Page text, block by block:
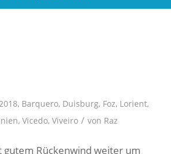
, Barquero, Duisburg, Foz, Lorient,
, Vicedo, Viveiro / von Raz
gutem Rückenwind weiter um